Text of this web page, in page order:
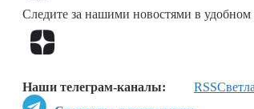
Следите за нашими новостями в удобном
Наши телеграм-каналы:
RSS